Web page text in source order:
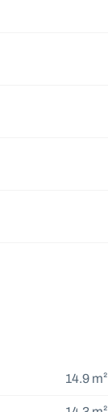
14.9m²